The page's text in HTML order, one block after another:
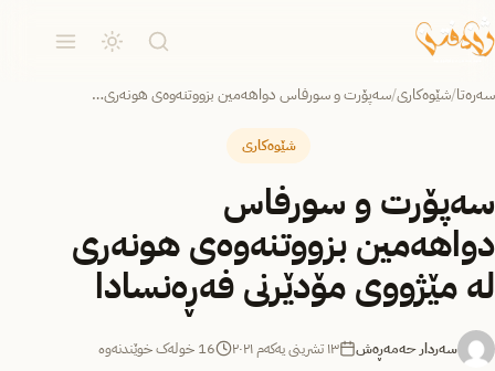
سەرەتا/شێوەکاری/سەپۆرت و سورفاس دواهەمین بزووتنەوەی هونەری…
شێوەکاری
سەپۆرت و سورفاس
دواهەمین بزووتنەوەی هونەری
لە مێژووی مۆدێرنی فەڕەنسادا
سەردار حەمەڕەش ١٣ تشرینی یەکەم ٢٠٢١ 16 خولەک خوێندنەوە